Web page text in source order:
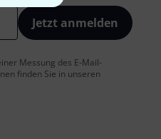
Jetzt anmelden
Messung des E-Mail-
finden Sie in unseren